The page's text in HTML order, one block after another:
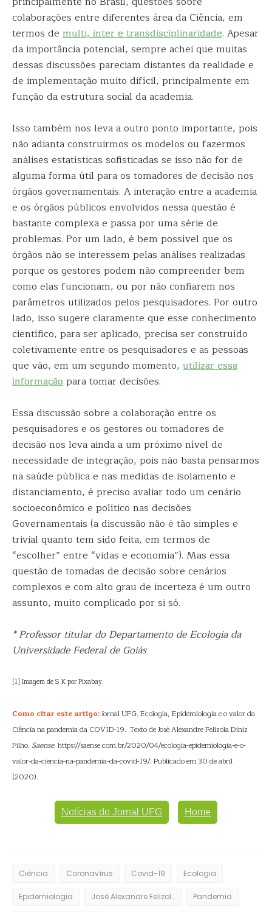
colaborações entre diferentes área da Ciência, em
termos de multi, inter e transdisciplinaridade. Apesar
da importância potencial, sempre achei que muitas
dessas discussões pareciam distantes da realidade e
de implementação muito difícil, principalmente em
função da estrutura social da academia.
Isso também nos leva a outro ponto importante, pois
não adianta construirmos os modelos ou fazermos
análises estatísticas sofisticadas se isso não for de
alguma forma útil para os tomadores de decisão nos
órgãos governamentais. A interação entre a academia
e os órgãos públicos envolvidos nessa questão é
bastante complexa e passa por uma série de
problemas. Por um lado, é bem possível que os
órgãos não se interessem pelas análises realizadas
porque os gestores podem não compreender bem
como elas funcionam, ou por não confiarem nos
parâmetros utilizados pelos pesquisadores. Por outro
lado, isso sugere claramente que esse conhecimento
científico, para ser aplicado, precisa ser construído
coletivamente entre os pesquisadores e as pessoas
que vão, em um segundo momento, utilizar essa
informaçãopara tomar decisões.
Essa discussão sobre a colaboração entre os
pesquisadores e os gestores ou tomadores de
decisão nos leva ainda a um próximo nível de
necessidade de integração, pois não basta pensarmos
na saúde pública e nas medidas de isolamento e
distanciamento, é preciso avaliar todo um cenário
socioeconômico e político nas decisões
Governamentais (a discussão não é tão simples e
trivial quanto tem sido feita, em termos de
“escolher” entre “vidas e economia”). Mas essa
questão de tomadas de decisão sobre cenários
complexos e com alto grau de incerteza é um outro
assunto, muito complicado por si só.
* Professor titular do Departamento de Ecologia da
Universidade Federal de Goiás
[1] Imagem de S K por Pixabay.
Como citar este artigo:Jornal UFG. Ecologia, Epidemiologia e o valor da
Ciência na pandemia da COVID-19. Texto de José Alexandre Felizola Diniz
Filho. Saense. https://saense.com.br/2020/04/ecologia-epidemiologia-e-o-
valor-da-ciencia-na-pandemia-da-covid-19/. Publicado em 30 de abril
(2020).
Notícias do Jornal UFG Home
Ciência Coronavírus Covid-19 Ecologia
Epidemiologia José Alexandre Felizola Diniz Filho Pandemia